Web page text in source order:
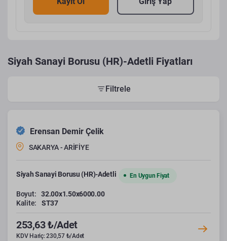
Siyah Sanayi Borusu (HR)-Adetli Fiyatları
Filtrele
Erensan Demir Çelik
SAKARYA - ARİFİYE
Siyah Sanayi Borusu (HR)-Adetli En Uygun Fiyat
Boyut:
32.00x1.50x6000.00
Kalite:
ST37
253,63 ₺/Adet
KDV Hariç: 230,57 ₺/Adet